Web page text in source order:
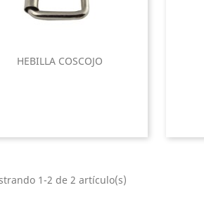
HEBILLA COSCOJO
1-2 de 2 artículo(s)